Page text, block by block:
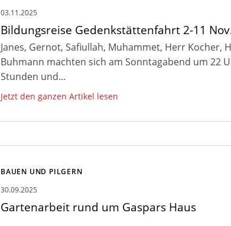
03.11.2025
Bildungsreise Gedenkstättenfahrt 2-11
Janes, Gernot, Safiullah, Muhammet, Herr
Buhmann machten sich am Sonntagabend um 22
Stunden und...
Jetzt den ganzen Artikel lesen
BAUEN UND PILGERN
30.09.2025
Gartenarbeit rund um Gaspars Haus